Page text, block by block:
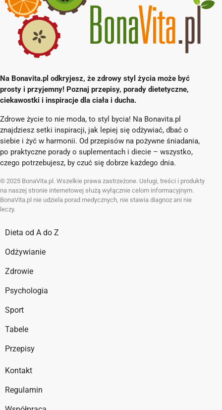
Na Bonavita.pl odkryjesz, że zdrowy styl życia może być
prosty i przyjemny! Poznaj przepisy, porady dietetyczne,
ciekawostki i inspiracje dla ciała i ducha.
Zdrowe życie to nie moda, to styl bycia! Na Bonavita.pl
znajdziesz setki inspiracji, jak lepiej się odżywiać, dbać o
siebie i żyć w harmonii. Od przepisów na pożywne śniadania,
po praktyczne porady o suplementach i diecie – wszystko,
czego potrzebujesz, by czuć się dobrze każdego dnia.
© 2025 BonaVita.pl. Wszelkie prawa zastrzeżone. Usługi, treści i produkty
na naszej stronie internetowej służą wyłącznie celom informacyjnym.
BonaVita.pl nie udziela porad medycznych, nie stawia diagnoz ani nie
leczy.
Dieta od A do Z
Odżywianie
Zdrowie
Psychologia
Sport
Tabele
Przepisy
Kontakt
Regulamin